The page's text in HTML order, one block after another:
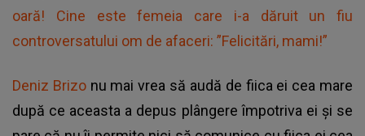
oară! Cine este femeia care i-a dăruit un fiu
controversatului om de afaceri: ”Felicitări, mami!”
Deniz Brizonu mai vrea să audă de fiica ei cea mare
după ce aceasta a depus plângere împotriva ei și se